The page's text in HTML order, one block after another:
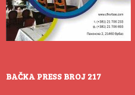
BAČKA PRESS BROJ 217